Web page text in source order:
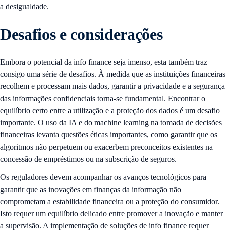
a desigualdade.
Desafios e considerações
Embora o potencial da info finance seja imenso, esta também traz
consigo uma série de desafios. À medida que as instituições financeiras
recolhem e processam mais dados, garantir a privacidade e a segurança
das informações confidenciais torna-se fundamental. Encontrar o
equilíbrio certo entre a utilização e a proteção dos dados é um desafio
importante. O uso da IA e do machine learning na tomada de decisões
financeiras levanta questões éticas importantes, como garantir que os
algoritmos não perpetuem ou exacerbem preconceitos existentes na
concessão de empréstimos ou na subscrição de seguros.
Os reguladores devem acompanhar os avanços tecnológicos para
garantir que as inovações em finanças da informação não
comprometam a estabilidade financeira ou a proteção do consumidor.
Isto requer um equilíbrio delicado entre promover a inovação e manter
a supervisão. A implementação de soluções de info finance requer